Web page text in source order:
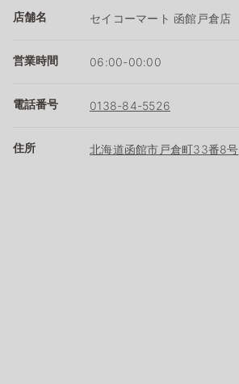
店舗名 セイコーマート 函館戸倉店
営業時間 06:00-00:00
電話番号 0138-84-5526
住所 北海道函館市戸倉町33番8号